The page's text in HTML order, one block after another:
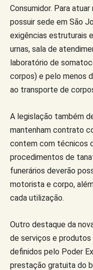
Consumidor. Para
possuir sede em São
exigências estruturais
urnas, sala de
laboratório de
corpos) e pelo menos
ao transporte de
A legislação também
mantenham contrato
contem com técnicos
procedimentos de
funerários deverão
motorista e corpo,
cada utilização.
Outro destaque da
de serviços e produtos
definidos pelo Poder
prestação gratuita do